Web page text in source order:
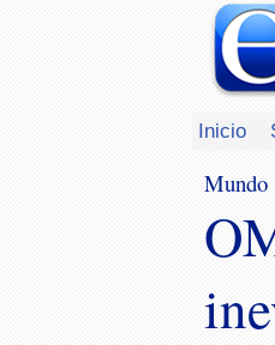
Inicio
Mundo